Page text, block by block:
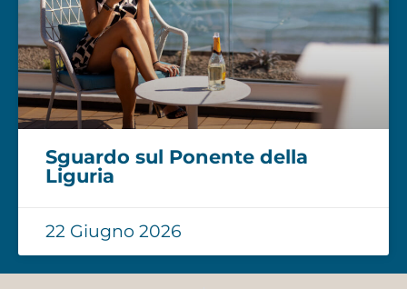
Sguardo sul Ponente della
Liguria
22 Giugno 2026